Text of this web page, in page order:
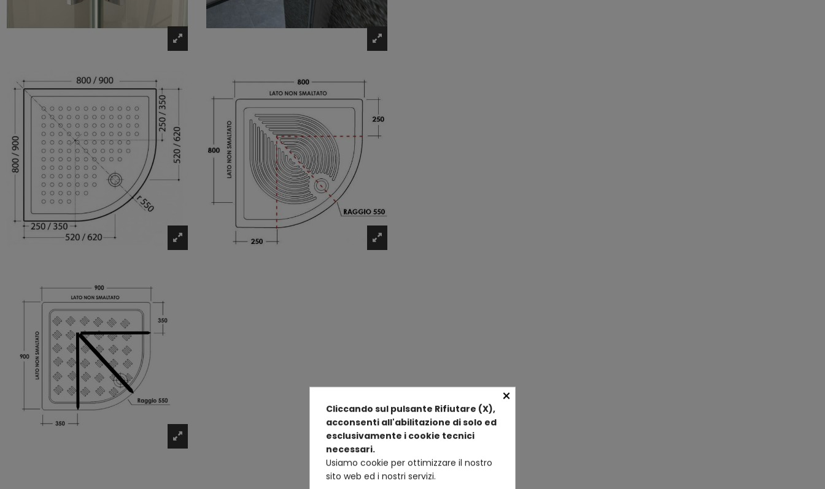
×
Cliccando sul pulsante Rifiutare (X),
acconsenti all'abilitazione di solo ed
esclusivamente i cookie tecnici
necessari.
Usiamo cookie per ottimizzare il nostro
sito web ed i nostri servizi.